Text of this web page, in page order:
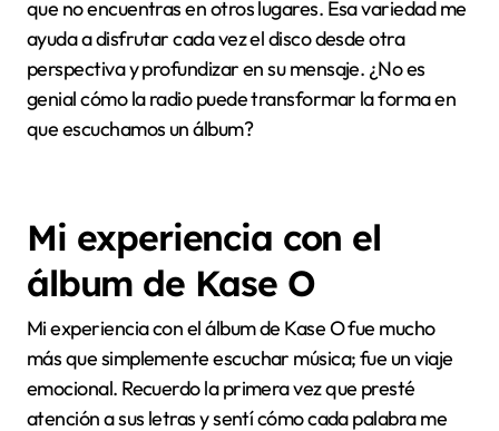
que escuché el álbum en directo, sin planearlo.
Además, muchas emisoras ofrecen programas
dedicados donde comentan cada tema y la historia
detrás, lo cual enriquece mucho la escucha. Para mí,
momentos me hacen sentir más conectado no solo
con la música, sino también con la cultura que la
rodea.
Por último, si tienes la oportunidad, prueba a
escuchar el álbum en diferentes horarios o emisoras
locales. Descubrí que algunas radios comunitarias